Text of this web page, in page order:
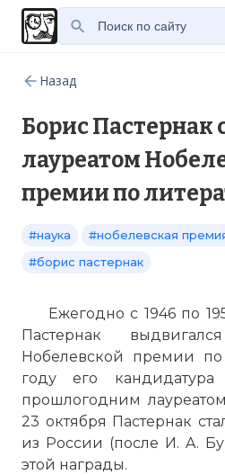
Назад
Борис Пастернак
лауреатом
премии по
#наука #нобелевская
#борис пастернак
Ежегодно с 1946 по
Пастернак
Нобелевской премии по
году его
прошлогодним
23 октября Пастернак
из России (после И. A.
этой награды.